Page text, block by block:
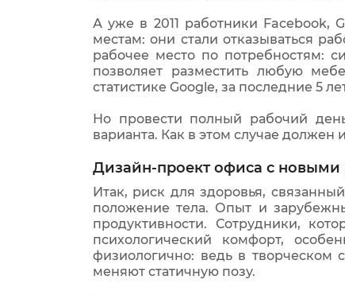
А уже в 2011 работники Facebook,
местам: они стали отказываться
рабочее место по потребностям:
позволяет разместить любую
статистике Google, за последние 5
Но провести полный рабочий
варианта. Как в этом случае должен
Дизайн-проект офиса с
Итак, риск для здоровья,
положение тела. Опыт и
продуктивности. Сотрудники,
психологический комфорт,
физиологично: ведь в творческом
меняют статичную позу.